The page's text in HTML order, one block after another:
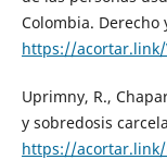
Colombia. Derecho
https://acortar.link/
Uprimny, R.,
y sobredosis
https://acortar.link/